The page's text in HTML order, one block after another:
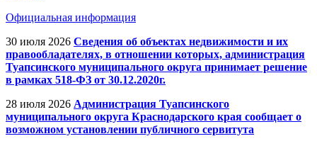
Официальная информация
30 июля 2026 Сведения об объектах недвижимости и их
правообладателях, в отношении которых, администрация
Туапсинского муниципального округа принимает решение
в рамках 518-ФЗ от 30.12.2020г.
28 июля 2026 Администрация Туапсинского
муниципального округа Краснодарского края сообщает о
возможном установлении публичного сервитута